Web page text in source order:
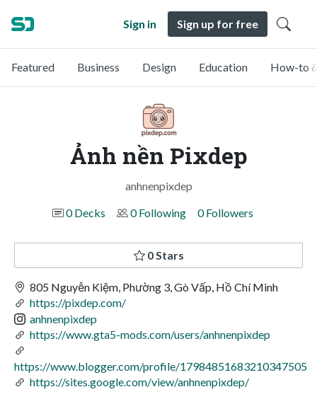
Sign in Sign up for free
Featured Business Design Education How-to
Ảnh nền Pixdep
anhnenpixdep
0 Decks
0 Following 0 Followers
0 Stars
805 Nguyễn Kiệm, Phường 3, Gò Vấp, Hồ Chí Minh
https://pixdep.com/
anhnenpixdep
https://www.gta5-mods.com/users/anhnenpixdep
https://www.blogger.com/profile/17984851683210347505
https://sites.google.com/view/anhnenpixdep/